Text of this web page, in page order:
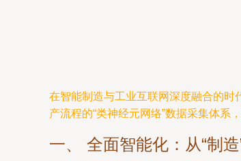
在智能制造与工业互联网深度融合的时
产流程的“类神经元网络”数据采集体系
一、 全面智能化：从“制